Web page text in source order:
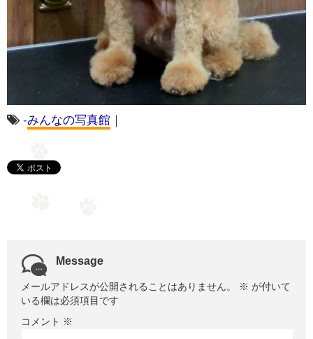
-みんなの写真館
Message
メールアドレスが公開されることはありません。 ※ が付いて
いる欄は必須項目です
コメント ※